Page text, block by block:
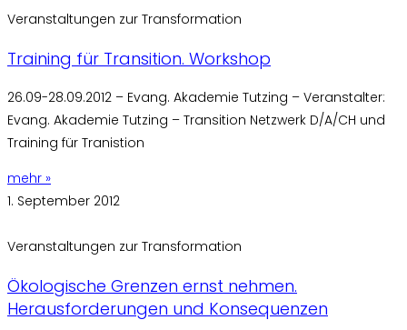
Veranstaltungen zur Transformation
Training für Transition. Workshop
26.09-28.09.2012 – Evang. Akademie Tutzing – Veranstalter:
Evang. Akademie Tutzing – Transition Netzwerk D/A/CH und
Training für Tranistion
mehr »
1. September 2012
Veranstaltungen zur Transformation
Ökologische Grenzen ernst nehmen.
Herausforderungen und Konsequenzen